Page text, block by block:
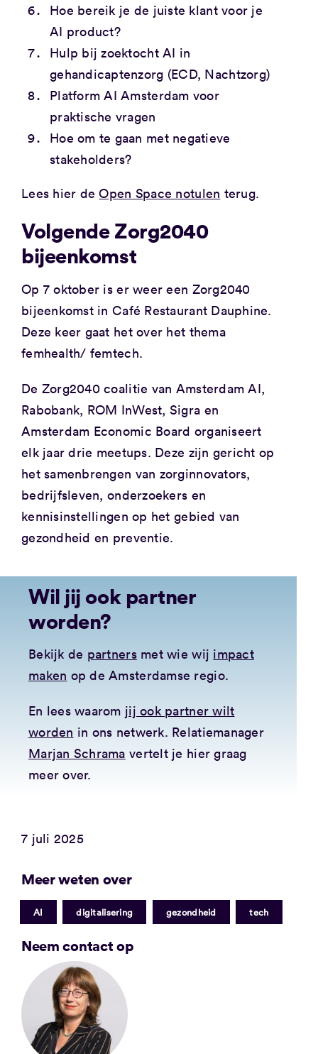
Hoe bereik je de juiste klant voor je
AI product?
Hulp bij zoektocht AI in
gehandicaptenzorg (ECD, Nachtzorg)
Platform AI Amsterdam voor
praktische vragen
Hoe om te gaan met negatieve
stakeholders?
Lees hier deOpen Space notulen terug.
Volgende Zorg2040
bijeenkomst
Op 7 oktober is er weer een Zorg2040
bijeenkomst in Café Restaurant Dauphine.
Deze keer gaat het over het thema
femhealth/ femtech.
De Zorg2040 coalitie van Amsterdam AI,
Rabobank, ROM InWest, Sigra en
Amsterdam Economic Board organiseert
elk jaar drie meetups. Deze zijn gericht op
het samenbrengen van zorginnovators,
bedrijfsleven, onderzoekers en
kennisinstellingen op het gebied van
gezondheid en preventie.
Wil jij ook partner
worden?
Bekijk de partnersmet wie wij impact
maken op de Amsterdamse regio.
En lees waarom jij ook partner wilt
worden in ons netwerk. Relatiemanager
Marjan Schrama vertelt je hier graag
meer over.
7 juli 2025
Meer weten over
AI digitalisering gezondheid tech
Neem contact op